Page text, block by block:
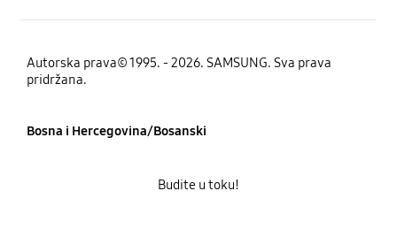
Autorska prava© 1995. - 2026. SAMSUNG. Sva prava
pridržana.
Bosna i Hercegovina/Bosanski
Budite u toku!